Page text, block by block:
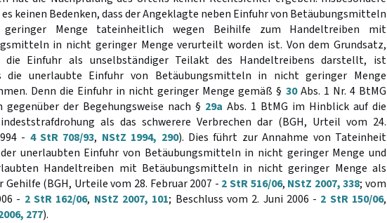
keinen Bedenken, dass der Angeklagte neben Einfuhr von Betäubungsmitteln
Menge tateinheitlich wegen Beihilfe zum Handeltreiben mit
in nicht geringer Menge verurteilt worden ist. Von dem Grundsatz,
die Einfuhr als unselbständiger Teilakt des Handeltreibens darstellt, ist
die unerlaubte Einfuhr von Betäubungsmitteln in nicht geringer Menge
Denn die Einfuhr in nicht geringer Menge gemäß § 30Abs. 1 Nr. 4 BtMG
der Begehungsweise nach § 29a Abs. 1 BtMG im Hinblick auf die
als das schwerere Verbrechen dar (BGH, Urteil vom 24.
- 4 StR 708/93, NStZ 1994, 290). Dies führt zur Annahme von Tateinheit
unerlaubten Einfuhr von Betäubungsmitteln in nicht geringer Menge und
Handeltreiben mit Betäubungsmitteln in nicht geringer Menge als
Gehilfe (BGH, Urteile vom 28. Februar 2007 - 2 StR 516/06, NStZ 2007, 338; vom
- 2 StR 162/06, NStZ 2007, 101; Beschluss vom 2. Juni 2006 - 2 StR 150/06,
277).